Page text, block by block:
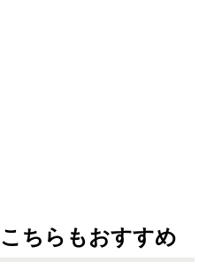
こちらもおすすめ